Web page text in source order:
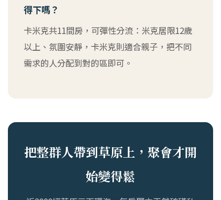
得下嗎？
卡米克共11間房，可彈性分流：米克居限12歲
以上、氛圍安靜，卡米克則適合親子，把不同
需求的人分配到對的區即可。
把整群人帶到草原上，聚會才開
始變得鬆